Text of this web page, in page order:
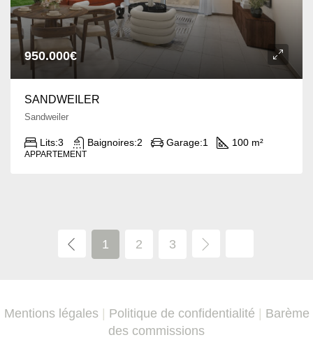
950.000€
SANDWEILER
Sandweiler
Lits:3 Baignoires:2 Garage:1 100 m²
APPARTEMENT
1 2 3
Mentions légales| Politique de confidentialité | Barème
des commissions